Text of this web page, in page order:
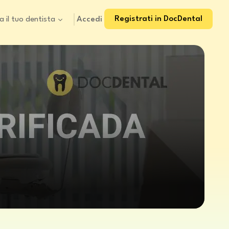
il tuo dentista Accedi Registrati in DocDental